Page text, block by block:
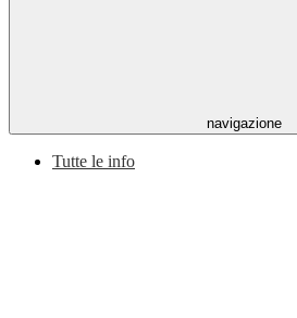
navigazione
Tutte le info